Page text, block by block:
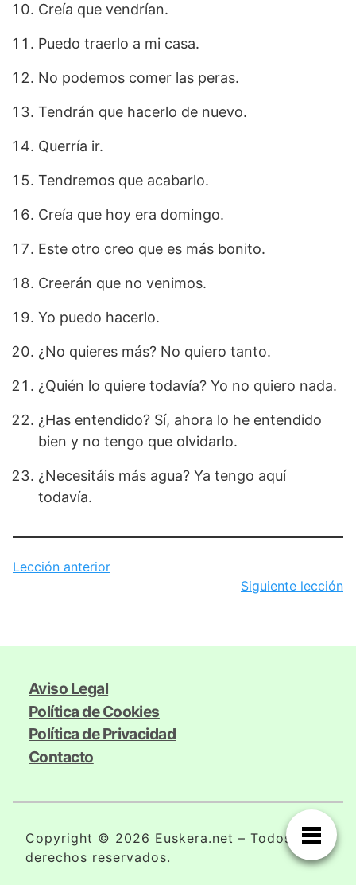
Creía que vendrían.
Puedo traerlo a mi casa.
No podemos comer las peras.
Tendrán que hacerlo de nuevo.
Querría ir.
Tendremos que acabarlo.
Creía que hoy era domingo.
Este otro creo que es más bonito.
Creerán que no venimos.
Yo puedo hacerlo.
¿No quieres más? No quiero tanto.
¿Quién lo quiere todavía? Yo no quiero nada.
¿Has entendido? Sí, ahora lo he entendido
bien y no tengo que olvidarlo.
¿Necesitáis más agua? Ya tengo aquí
todavía.
Lección anterior
Siguiente lección
Aviso Legal
Política de Cookies
Política de Privacidad
Contacto
Copyright © 2026 Euskera.net – Todos los
derechos reservados.